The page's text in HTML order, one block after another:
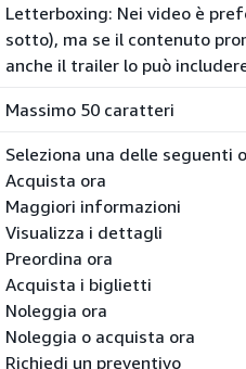
Letterboxing: Nei video è
sotto), ma se il contenuto
anche il trailer lo può
Massimo 50 caratteri
Seleziona una delle seguenti
Acquista ora
Maggiori informazioni
Visualizza i dettagli
Preordina ora
Acquista i biglietti
Noleggia ora
Noleggia o acquista ora
Richiedi un preventivo